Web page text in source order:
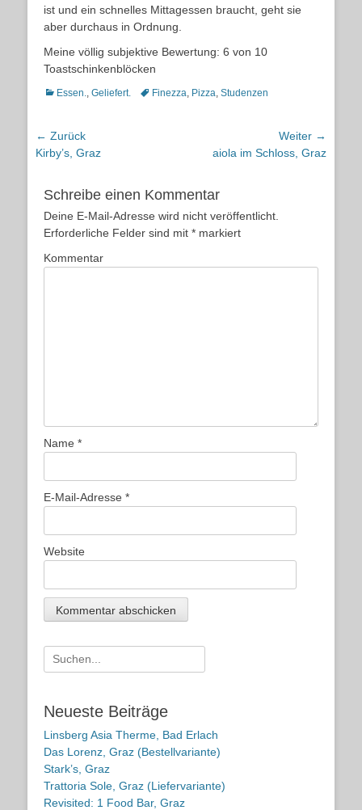
ist und ein schnelles Mittagessen braucht, geht sie
aber durchaus in Ordnung.
Meine völlig subjektive Bewertung: 6 von 10
Toastschinkenblöcken
Kategorien
Essen., Geliefert. Schlagworte
Finezza, Pizza, Studenzen
Beitragsnavigation
← Zurück
Vorheriger
Kirby’s, Graz
Weiter →
Nächsteraiola im Schloss, Graz
Schreibe einen Kommentar
Deine E-Mail-Adresse wird nicht veröffentlicht.
Erforderliche Felder sind mit * markiert
Kommentar
Name *
E-Mail-Adresse *
Website
Suche
nach:
Neueste Beiträge
Linsberg Asia Therme, Bad Erlach
Das Lorenz, Graz (Bestellvariante)
Stark’s, Graz
Trattoria Sole, Graz (Liefervariante)
Revisited: 1 Food Bar, Graz